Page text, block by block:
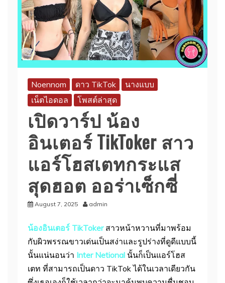
Noennom ดาว TikTok
นางแบบ
เน็ตไอดอล
โพสต์ล่าสุด
เปิดวาร์ป น้อง
อินเตอร์ TikToker สาว
แอร์โฮสเตทกระแส
สุดฮอต ออร่าเซ็กซี่
August 7, 2025 admin
น้องอินเตอร์ TikTokerสาวหน้าหวานที่มาพร้อม
กับผิวพรรณขาวเด่นเป็นสง่าและรูปร่างที่ดูดีแบบนี้
นั้นแน่นอนว่า Inter Netional นั้นก็เป็นแอร์โฮส
เตท ที่สามารถเป็นดาว TikTok ได้ในเวลาเดียวกัน